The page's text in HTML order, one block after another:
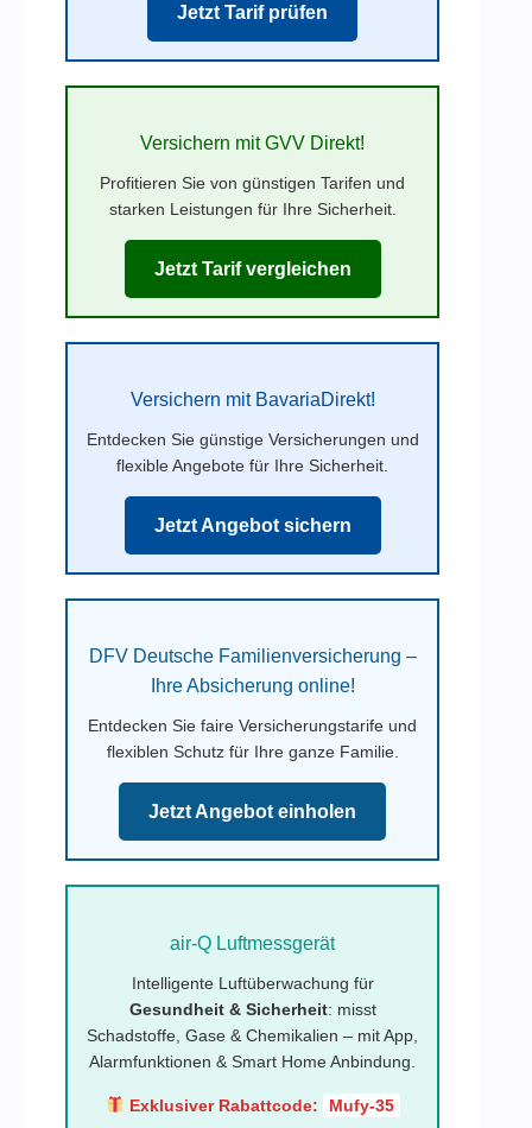
Jetzt Tarif prüfen
Versichern mit GVV Direkt!
Profitieren Sie von günstigen Tarifen und
starken Leistungen für Ihre Sicherheit.
Jetzt Tarif vergleichen
Versichern mit BavariaDirekt!
Entdecken Sie günstige Versicherungen und
flexible Angebote für Ihre Sicherheit.
Jetzt Angebot sichern
DFV Deutsche Familienversicherung –
Ihre Absicherung online!
Entdecken Sie faire Versicherungstarife und
flexiblen Schutz für Ihre ganze Familie.
Jetzt Angebot einholen
air-Q Luftmessgerät
Intelligente Luftüberwachung für
Gesundheit & Sicherheit: misst
Schadstoffe, Gase & Chemikalien – mit App,
Alarmfunktionen & Smart Home Anbindung.
Exklusiver Rabattcode: Mufy-35